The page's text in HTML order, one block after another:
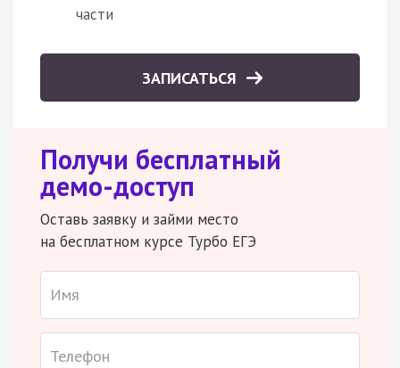
части
ЗАПИСАТЬСЯ
Получи бесплатный
демо-доступ
Оставь заявку и займи место
на бесплатном курсе Турбо ЕГЭ